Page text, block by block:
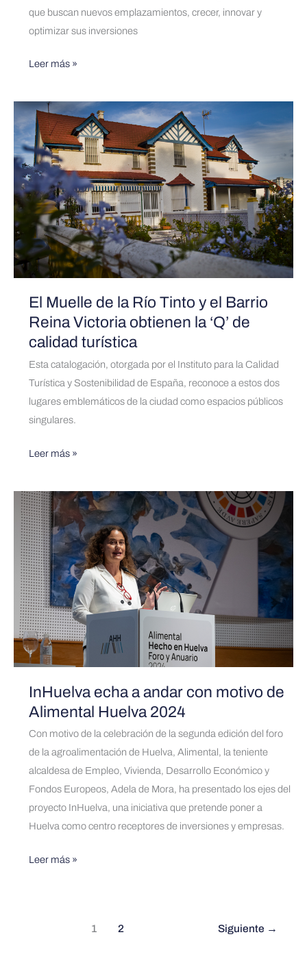
que buscan nuevos emplazamientos, crecer, innovar y
optimizar sus inversiones
Leer más »
El Muelle de la Río Tinto y el Barrio
Reina Victoria obtienen la ‘Q’ de
calidad turística
Esta catalogación, otorgada por el Instituto para la Calidad
Turística y Sostenibilidad de España, reconoce a estos dos
lugares emblemáticos de la ciudad como espacios públicos
singulares.
El
Muelle
de
la
Río
Tinto
el
Barrio
Reina
Victoria
obtienen
‘Q’
de
calidad
turística
Leer más »
InHuelva echa a andar con motivo de
Alimental Huelva 2024
Con motivo de la celebración de la segunda edición del foro
de la agroalimentación de Huelva, Alimental, la teniente
alcaldesa de Empleo, Vivienda, Desarrollo Económico y
Fondos Europeos, Adela de Mora, ha presentado los ejes del
proyecto InHuelva, una iniciativa que pretende poner a
Huelva como centro receptores de inversiones y empresas.
InHuelva
echa
a
andar
con
motivo
de
Alimental
Huelva
2024
Leer más »
1 2 Siguiente →